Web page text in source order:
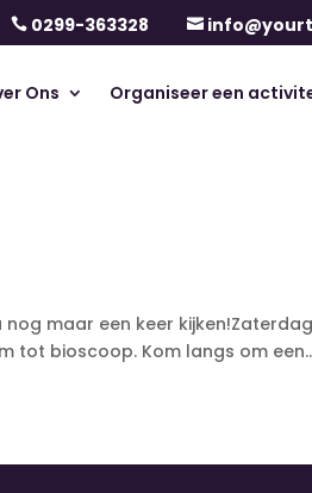
 0299-363328 
Ons Organiseer een
nog maar een keer
tot bioscoop. Kom langs om